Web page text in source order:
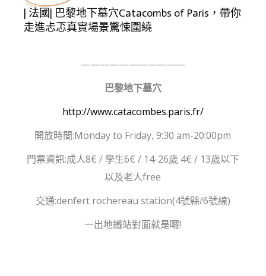
| 法國| 巴黎地下墓穴Catacombs of Paris，帶你
走進忐忑真實場景驚悚圍繞
———————————
巴黎地下墓穴
http://www.catacombes.paris.fr/
開放時間:Monday to Friday, 9:30 am-20:00pm
門票資訊:成人8€ / 學生6€ / 14-26歲 4€ / 13歲以下
以及老人free
交通:denfert rochereau station(4號縣/6號線)
一出地鐵站對面就是囉!